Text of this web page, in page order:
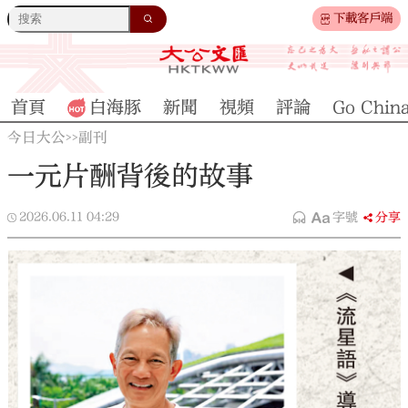
下載客戶端
首頁 白海豚 新聞 視頻 評論 Go
今日大公>>副刊
一元片酬背後的故事
2026.06.11 04:29 字號 分享